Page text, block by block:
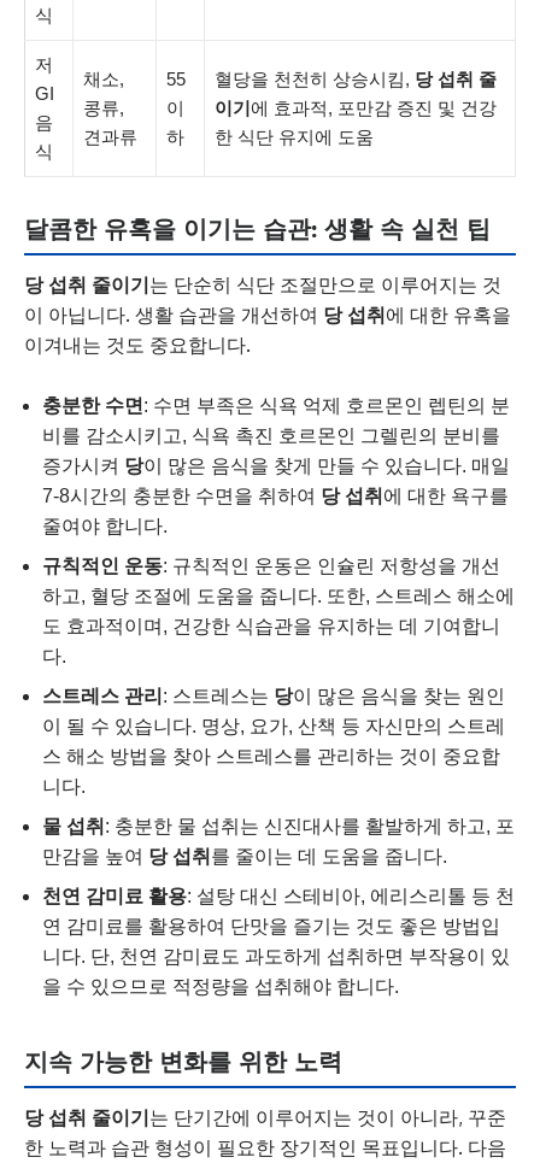
식
저
GI
음
식
채소,
콩류,
견과류
55
이
하
혈당을 천천히 상승시킴, 당 섭취 줄
이기에 효과적, 포만감 증진 및 건강
한 식단 유지에 도움
달콤한 유혹을 이기는 습관: 생활 속 실천 팁
당 섭취 줄이기는 단순히 식단 조절만으로 이루어지는 것
이 아닙니다. 생활 습관을 개선하여 당 섭취에 대한 유혹을
이겨내는 것도 중요합니다.
충분한 수면 : 수면 부족은 식욕 억제 호르몬인 렙틴의 분
비를 감소시키고, 식욕 촉진 호르몬인 그렐린의 분비를
증가시켜 당이 많은 음식을 찾게 만들 수 있습니다. 매일
7-8시간의 충분한 수면을 취하여 당 섭취 에 대한 욕구를
줄여야 합니다.
규칙적인 운동: 규칙적인 운동은 인슐린 저항성을 개선
하고, 혈당 조절에 도움을 줍니다. 또한, 스트레스 해소에
도 효과적이며, 건강한 식습관을 유지하는 데 기여합니
다.
스트레스 관리 : 스트레스는 당이 많은 음식을 찾는 원인
이 될 수 있습니다. 명상, 요가, 산책 등 자신만의 스트레
스 해소 방법을 찾아 스트레스를 관리하는 것이 중요합
니다.
물 섭취 : 충분한 물 섭취는 신진대사를 활발하게 하고, 포
만감을 높여 당 섭취 를 줄이는 데 도움을 줍니다.
천연 감미료 활용: 설탕 대신 스테비아, 에리스리톨 등 천
연 감미료를 활용하여 단맛을 즐기는 것도 좋은 방법입
니다. 단, 천연 감미료도 과도하게 섭취하면 부작용이 있
을 수 있으므로 적정량을 섭취해야 합니다.
지속 가능한 변화를 위한 노력
당 섭취 줄이기는 단기간에 이루어지는 것이 아니라, 꾸준
한 노력과 습관 형성이 필요한 장기적인 목표입니다. 다음